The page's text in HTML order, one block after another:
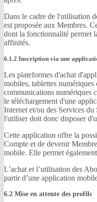
Dans le cadre de l'utilisation
est proposée aux Membres.
dont la fonctionnalité permet
affinités.
6.1.2 Inscription via une
Les plateformes d'achat
mobiles, tablettes
communications numériques
le téléchargement d'une
Internet et/ou des Services
l'utiliser doit donc disposer
Cette application offre la
Compte et de devenir
mobile. Elle permet
L’achat et l’utilisation des
partir d’une application
6.2 Mise en attente des profils